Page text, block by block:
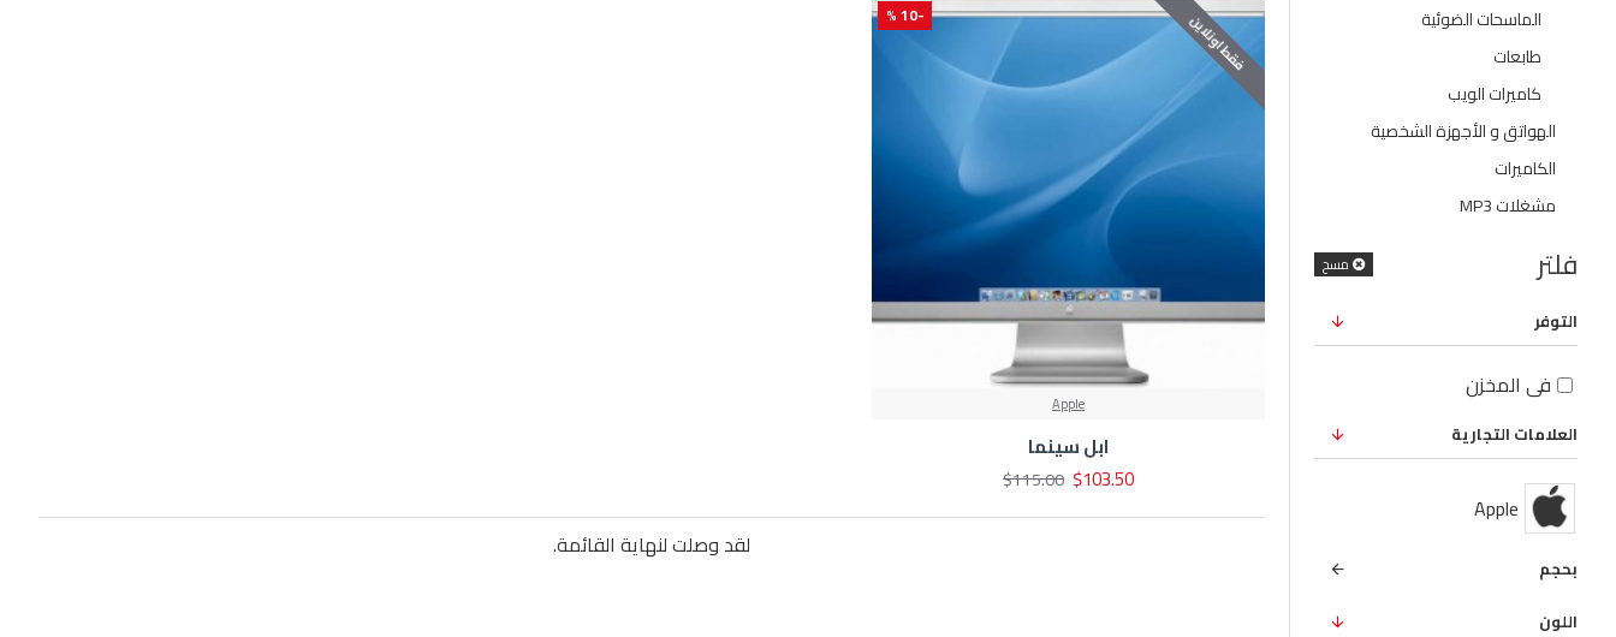
الماسحات الضوئية
طابعات
كاميرات الويب
الهواتق و الأجهزة الشخصية
الكاميرات
مشغلات MP3
فلتر مسح
العلامات التجارية
Apple
بحجم
اللون
التوفر
في المخزن
فقط اونلاين -10 %
Apple
ابل سينما
$103.50
$115.00
لقد وصلت لنهاية القائمة.